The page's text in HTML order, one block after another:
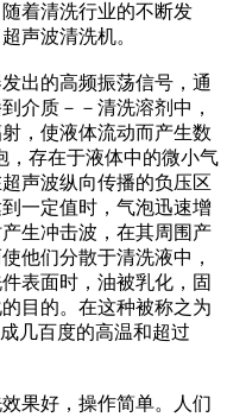
着清洗行业的不断发
声波清洗机。
出的高频振荡信号，通
介质－－清洗溶剂中，
，使液体流动而产生数
，存在于液体中的微小气
声波纵向传播的负压区
一定值时，气泡迅速增
生冲击波，在其周围产
他们分散于清洗液中，
表面时，油被乳化，固
目的。在这种被称之为
几百度的高温和超过
果好，操作简单。人们